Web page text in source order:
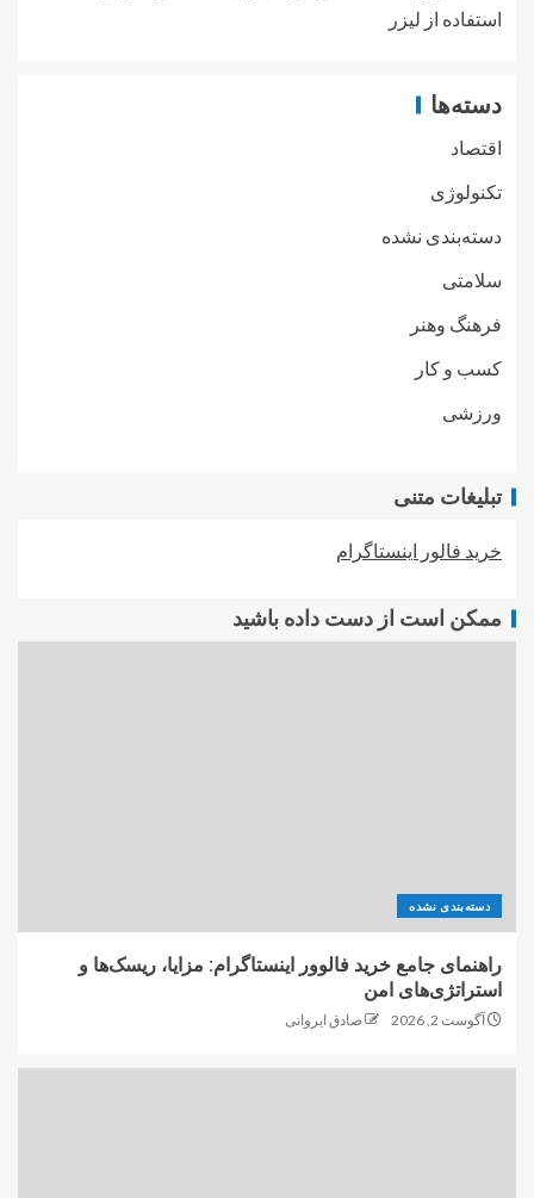
استفاده از لیزر
دسته‌ها
اقتصاد
تکنولوژی
دسته‌بندی نشده
سلامتی
فرهنگ وهنر
کسب و کار
ورزشی
تبلیغات متنی
خرید فالور اینستاگرام
ممکن است از دست داده باشید
دسته‌بندی نشده
راهنمای جامع خرید فالوور اینستاگرام: مزایا، ریسک‌ها و
استراتژی‌های امن
آگوست 2, 2026 صادق ایروانی